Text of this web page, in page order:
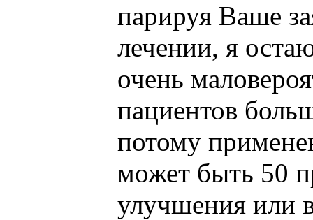
парируя Ваше
лечении, я
очень
пациентов
потому
может быть 50
улучшения или